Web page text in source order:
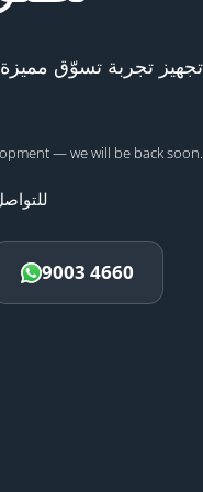
تجربة تسوّق
— we will be back soon.
9003 4660